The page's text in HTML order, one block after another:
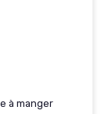
à manger